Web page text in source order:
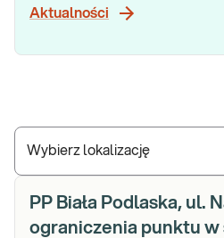
Wybierz lokalizację
Aktualności
PP Biała Podlaska, ul.
ograniczenia punktu